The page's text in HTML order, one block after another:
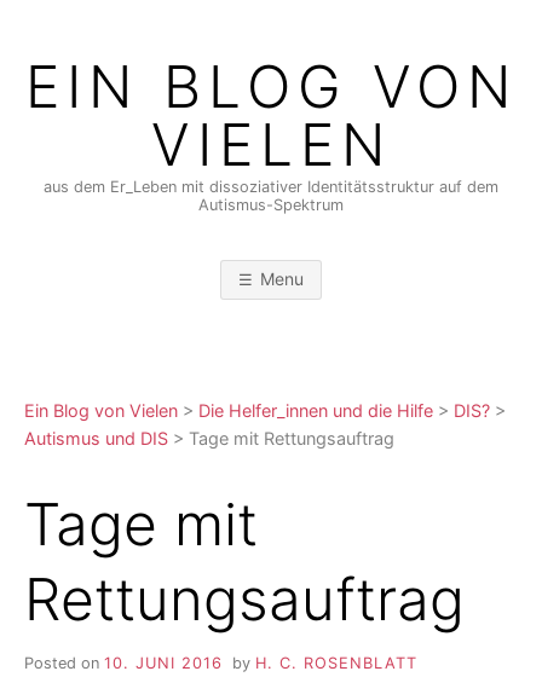
contentEIN BLOG VON
VIELEN
aus dem Er_Leben mit dissoziativer Identitätsstruktur auf dem
Autismus-Spektrum
Menu
Ein Blog von Vielen > Die Helfer_innen und die Hilfe > DIS? >
Autismus und DIS > Tage mit Rettungsauftrag
Tage mit
Rettungsauftrag
Posted on 10. JUNI 2016 by H. C. ROSENBLATT